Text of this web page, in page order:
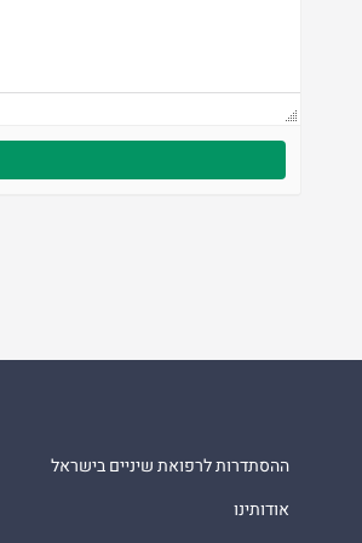
ההסתדרות לרפואת שיניים בישראל
אודותינו